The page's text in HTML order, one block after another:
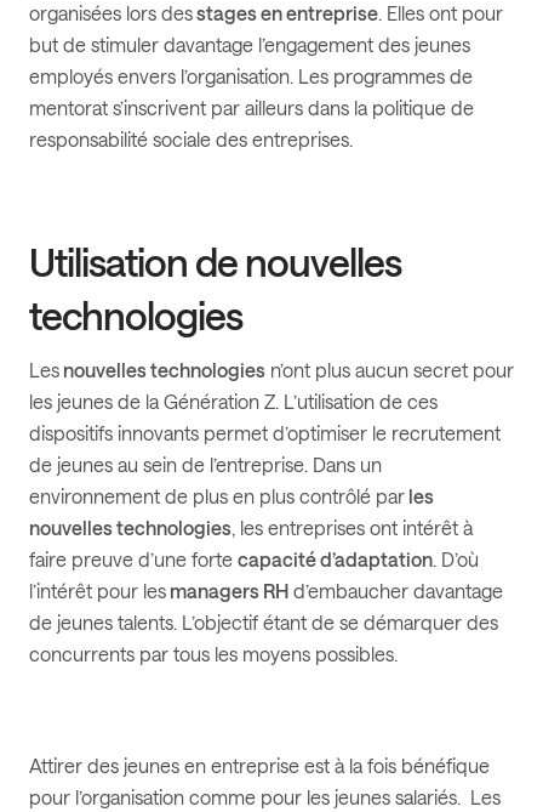
organisées lors desstages en entreprise. Elles ont pour
but de stimuler davantage l’engagement des jeunes
employés envers l’organisation. Les programmes de
mentorat s’inscrivent par ailleurs dans la politique de
responsabilité sociale des entreprises.
Utilisation de nouvelles
technologies
Les nouvelles technologies n’ont plus aucun secret pour
les jeunes de la Génération Z. L’utilisation de ces
dispositifs innovants permet d’optimiser le recrutement
de jeunes au sein de l’entreprise. Dans un
environnement de plus en plus contrôlé par les
nouvelles technologies, les entreprises ont intérêt à
faire preuve d’une forte capacité d’adaptation. D’où
l’intérêt pour les managers RH d’embaucher davantage
de jeunes talents. L’objectif étant de se démarquer des
concurrents par tous les moyens possibles.
Attirer des jeunes en entreprise est à la fois bénéfique
pour l’organisation comme pour les jeunes salariés. Les